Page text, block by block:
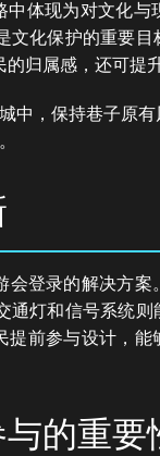
中体现为对文化
文化保护的重要
归属感，还可提
中，保持巷子原
登录的解决方案
通灯和信号系统
提前参与设计，
的重要